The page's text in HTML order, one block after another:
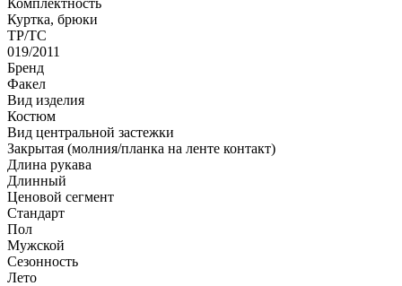
Куртка, брюки
ТР/ТС
019/2011
Бренд
Факел
Вид изделия
Костюм
Вид центральной застежки
Закрытая (молния/планка на ленте контакт)
Длина рукава
Длинный
Ценовой сегмент
Стандарт
Пол
Мужской
Сезонность
Лето